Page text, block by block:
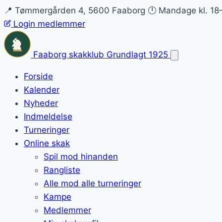
📍 Tømmergården 4, 5600 Faaborg 🕛 Mandage kl.
Login medlemmer
Faaborg skakklub Grundlagt 1925
Forside
Kalender
Nyheder
Indmeldelse
Turneringer
Online skak
Spil mod hinanden
Rangliste
Alle mod alle turneringer
Kampe
Medlemmer